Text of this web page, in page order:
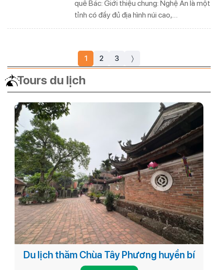
quê Bác: Giới thiệu chung: Nghệ An là một
tỉnh có đầy đủ địa hình núi cao,…
1 2 3 〉
Tours du lịch
Du lịch thăm Chùa Tây Phương huyền bí